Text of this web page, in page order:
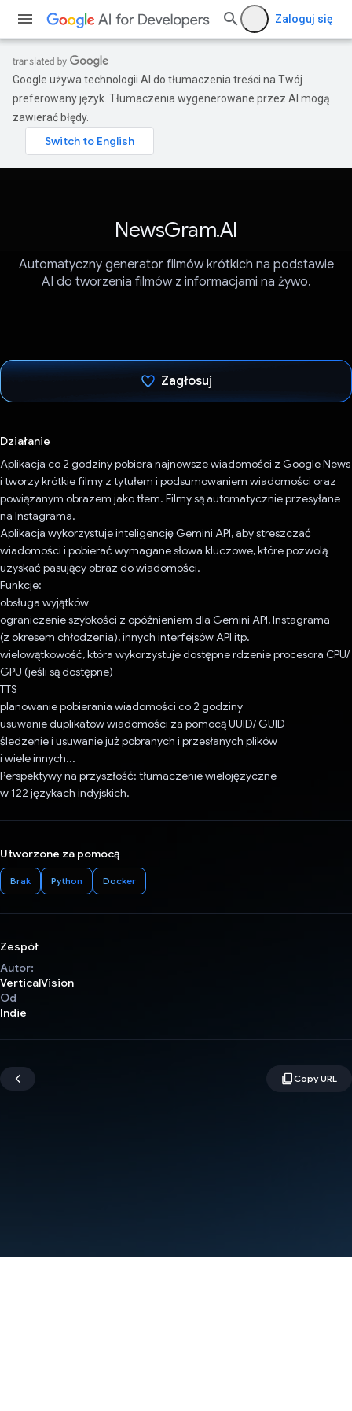
Zaloguj się
Google używa technologii AI do tłumaczenia treści na Twój
preferowany język. Tłumaczenia wygenerowane przez AI mogą
zawierać błędy.
NewsGram.AI
Automatyczny generator filmów krótkich na podstawie
AI do tworzenia filmów z informacjami na żywo.
Zagłosuj
Działanie
Aplikacja co 2 godziny pobiera najnowsze wiadomości z Google News
i tworzy krótkie filmy z tytułem i podsumowaniem wiadomości oraz
powiązanym obrazem jako tłem. Filmy są automatycznie przesyłane
na Instagrama.
Aplikacja wykorzystuje inteligencję Gemini API, aby streszczać
wiadomości i pobierać wymagane słowa kluczowe, które pozwolą
uzyskać pasujący obraz do wiadomości.
Funkcje:
obsługa wyjątków
ograniczenie szybkości z opóźnieniem dla Gemini API, Instagrama
(z okresem chłodzenia), innych interfejsów API itp.
wielowątkowość, która wykorzystuje dostępne rdzenie procesora CPU/
GPU (jeśli są dostępne)
TTS
planowanie pobierania wiadomości co 2 godziny
usuwanie duplikatów wiadomości za pomocą UUID/ GUID
śledzenie i usuwanie już pobranych i przesłanych plików
i wiele innych...
Perspektywy na przyszłość: tłumaczenie wielojęzyczne
w 122 językach indyjskich.
Utworzone za pomocą
Brak Python Docker
Zespół
Autor:
VerticalVision
Od
Indie